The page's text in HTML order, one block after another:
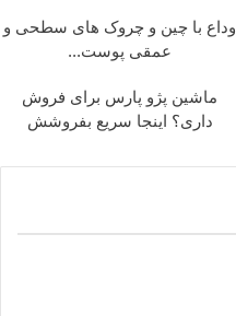
وداع با چین و چروک های سطحی و
عمقی پوست...
ماشین پژو پارس برای فروش
داری؟ اینجا سریع بفروشش